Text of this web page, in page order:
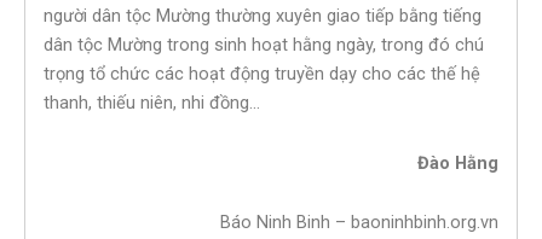
người dân tộc Mường thường xuyên giao tiếp bằng tiếng
dân tộc Mường trong sinh hoạt hằng ngày, trong đó chú
trọng tổ chức các hoạt động truyền dạy cho các thế hệ
thanh, thiếu niên, nhi đồng…
Đào Hằng
Báo Ninh Binh – baoninhbinh.org.vn